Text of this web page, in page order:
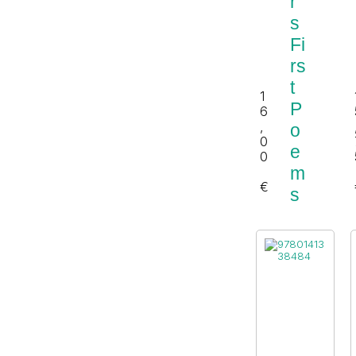
1
6
0
0
€
s
Fi
rs
t
P
o
e
m
s